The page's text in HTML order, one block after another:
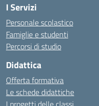
I Servizi
Personale scolastico
Famiglie e studenti
Percorsi di studio
Didattica
Offerta formativa
Le schede didattiche